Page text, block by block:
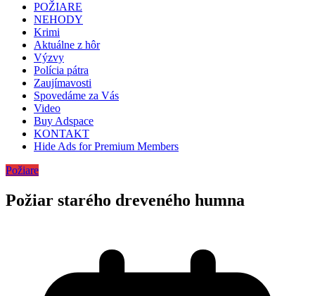
POŽIARE
NEHODY
Krimi
Aktuálne z hôr
Výzvy
Polícia pátra
Zaujímavosti
Spovedáme za Vás
Video
Buy Adspace
KONTAKT
Hide Ads for Premium Members
Požiare
Požiar starého dreveného humna